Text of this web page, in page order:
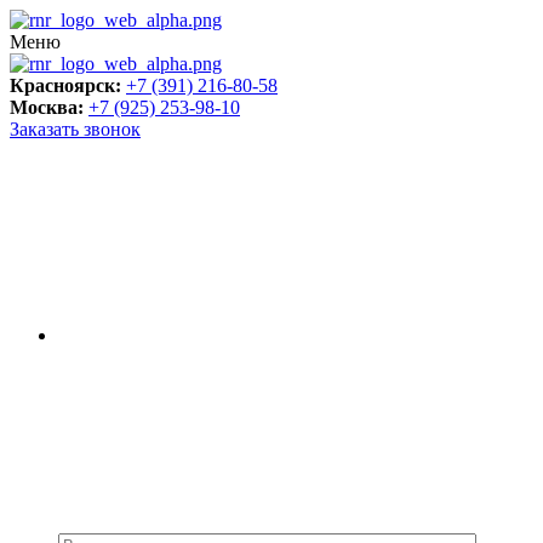
Меню
Красноярск: +7 (391) 216-80-58
Москва: +7 (925) 253-98-10
Заказать звонок